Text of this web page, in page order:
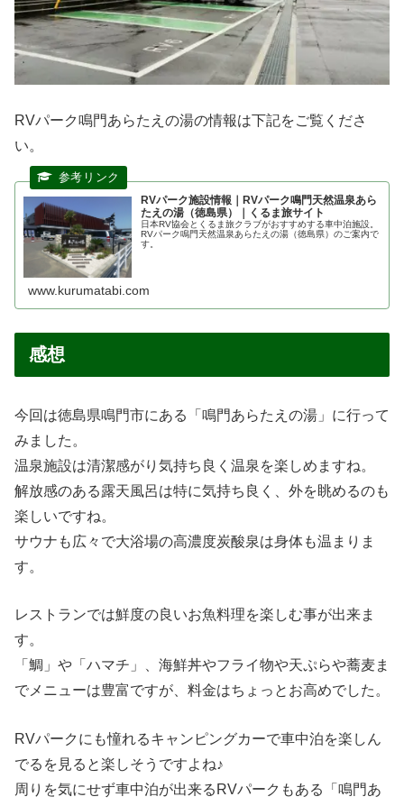
RVパーク鳴門あらたえの湯の情報は下記をご覧くださ
い。
RVパーク施設情報｜RVパーク鳴門天然温泉あら
たえの湯（徳島県）｜くるま旅サイト
日本RV協会とくるま旅クラブがおすすめする車中泊施設。
RVパーク鳴門天然温泉あらたえの湯（徳島県）のご案内で
す。
www.kurumatabi.com
感想
今回は徳島県鳴門市にある「鳴門あらたえの湯」に行って
みました。
温泉施設は清潔感がり気持ち良く温泉を楽しめますね。
解放感のある露天風呂は特に気持ち良く、外を眺めるのも
楽しいですね。
サウナも広々で大浴場の高濃度炭酸泉は身体も温まりま
す。
レストランでは鮮度の良いお魚料理を楽しむ事が出来ま
す。
「鯛」や「ハマチ」、海鮮丼やフライ物や天ぷらや蕎麦ま
でメニューは豊富ですが、料金はちょっとお高めでした。
RVパークにも憧れるキャンピングカーで車中泊を楽しん
でるを見ると楽しそうですよね♪
周りを気にせず車中泊が出来るRVパークもある「鳴門あ